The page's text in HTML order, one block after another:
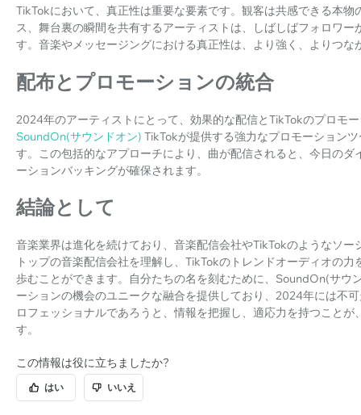
TikTokにおいて、真正性は重要な要素です。観客は共感できる本
ス、舞台裏の瞬間を共有するアーティストは、しばしばフォロワ
す。音楽やメッセージングにおける真正性は、より強く、よりつ
配布とプロモーションの統合
2024年のアーティストにとって、効果的な配信とTikTokのプロモ
SoundOn(サウンドオン) TikTokが提供する強力なプロモーション
す。この包括的なアプローチにより、曲が配信されると、今日の
ーションバッキングが確保されます。
結論として
音楽業界は進化を続けており、音楽配信会社やTikTokのようなソ
トップの音楽配信会社を理解し、TikTokのトレンドオーディオの
歩むことができます。自分たちの名を刻むために、SoundOn(サウ
ーションの機会のユニークな融合を提供しており、2024年には不
ロフェッショナルであろうと、情報を把握し、適応力を持つこと
す。
この情報は役に立ちましたか?
はい いいえ